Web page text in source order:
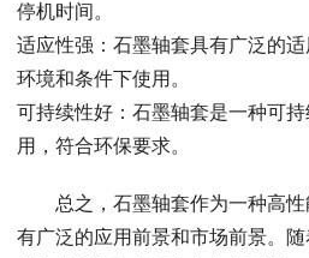
停机时间。
适应性强：石墨轴套具有广泛的
环境和条件下使用。
可持续性好：石墨轴套是一种可
用，符合环保要求。
总之，石墨轴套作为一种高
有广泛的应用前景和市场前景。